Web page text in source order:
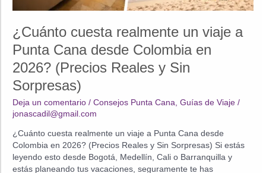
¿Cuánto cuesta realmente un viaje a
Punta Cana desde Colombia en
2026? (Precios Reales y Sin
Sorpresas)
Deja un comentario /Consejos Punta Cana,Guías de Viaje /
jonascadil@gmail.com
¿Cuánto cuesta realmente un viaje a Punta Cana desde
Colombia en 2026? (Precios Reales y Sin Sorpresas) Si estás
leyendo esto desde Bogotá, Medellín, Cali o Barranquilla y
estás planeando tus vacaciones, seguramente te has